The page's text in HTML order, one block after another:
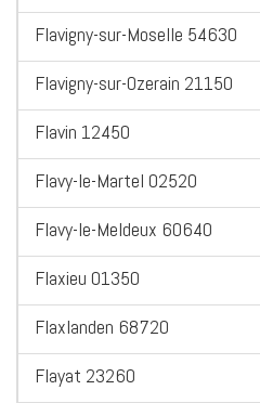
Flavigny-sur-Moselle 54630
Flavigny-sur-Ozerain 21150
Flavin 12450
Flavy-le-Martel 02520
Flavy-le-Meldeux 60640
Flaxieu 01350
Flaxlanden 68720
Flayat 23260